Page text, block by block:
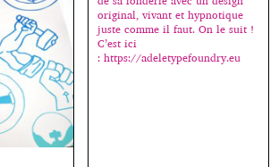
original, vivant et hypnotique
juste comme il faut. On le suit !
C’est ici
: https://adeletypefoundry.eu